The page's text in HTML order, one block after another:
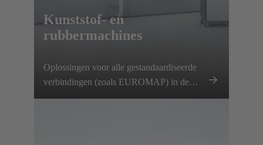
Kunststof- en
rubbermachines
Oplossingen voor alle gestandaardiseerde
verbindingen (zoals EUROMAP) in de
kunststofverwerkende industrie.